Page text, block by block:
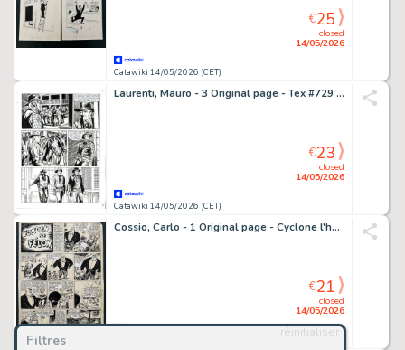
Filtres
réinitialiser
Catawiki 14/05/2026 (CET)
closed
14/05/2026
€25
Laurenti, Mauro - 3 Original page - Tex #729 - "Rapina a Nogales" - 2021
Catawiki 14/05/2026 (CET)
closed
14/05/2026
€23
Cossio, Carlo - 1 Original page - Cyclone l'homme atomique n°10. page de titre - Tulipan le félon - 1947
closed
14/05/2026
€21